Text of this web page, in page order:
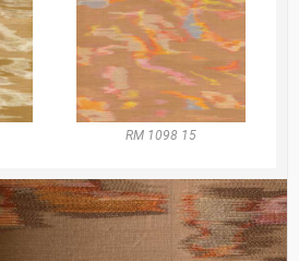
RM 1098 15